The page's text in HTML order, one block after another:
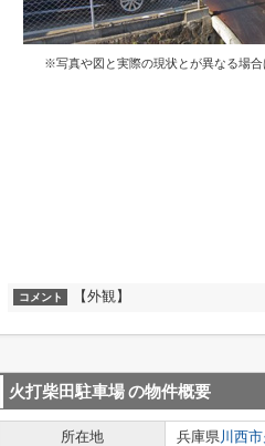
※写真や図と実際の現状とが異なる場
コメント 【外観】
火打柴田駐車場の物件概要
所在地 兵庫県川西市